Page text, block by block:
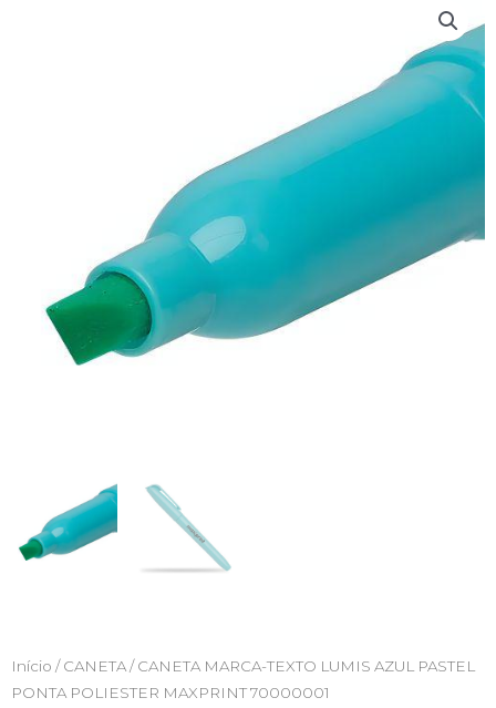
Início /CANETA/ CANETA MARCA-TEXTO LUMIS AZUL PASTEL
PONTA POLIESTER MAXPRINT 70000001